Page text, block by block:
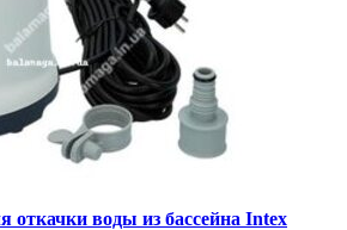
откачки воды из бассейна Intex